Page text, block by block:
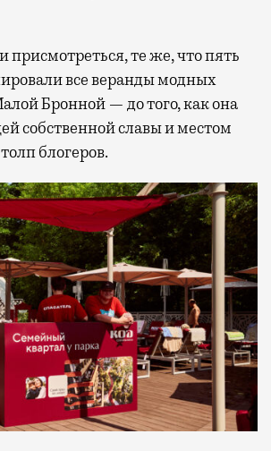
присмотреться, те же, что пять
все веранды модных
Бронной — до того, как она
собственной славы и местом
блогеров.